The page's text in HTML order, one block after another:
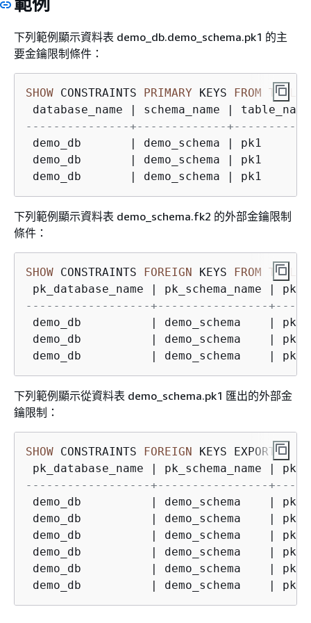
下列範例顯示資料表 demo_db.demo_schema.pk1 的主
要金鑰限制條件：
SHOW CONSTRAINTS PRIMARY KEYS FROM TABLE
database_name
| schema_name |
---------------+-------------
demo_db
| demo_schema |
demo_db
| demo_schema |
demo_db
| demo_schema |
下列範例顯示資料表 demo_schema.fk2 的外部金鑰限制
條件：
SHOW CONSTRAINTS FOREIGN KEYS FROM TABLE
pk_database_name
| pk_schema_name |
------------------+----------------
demo_db
| demo_schema |
demo_db
| demo_schema |
demo_db
| demo_schema |
下列範例顯示從資料表 demo_schema.pk1 匯出的外部金
鑰限制：
SHOW CONSTRAINTS FOREIGN KEYS EXPORTED
pk_database_name
| pk_schema_name |
------------------+----------------
demo_db
| demo_schema |
demo_db
| demo_schema |
demo_db
| demo_schema |
demo_db
| demo_schema |
demo_db
| demo_schema |
demo_db
| demo_schema |